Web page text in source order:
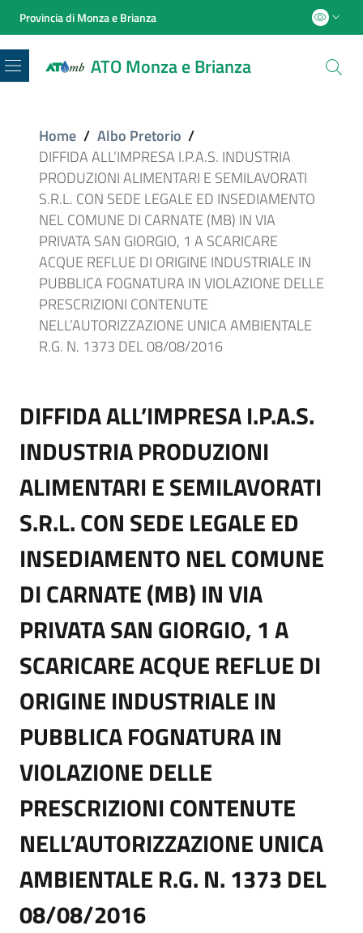
Provincia di Monza e Brianza
ATO Monza e Brianza
Menu
Home / Albo Pretorio /
DIFFIDA ALL’IMPRESA I.P.A.S. INDUSTRIA
PRODUZIONI ALIMENTARI E SEMILAVORATI
S.R.L. CON SEDE LEGALE ED INSEDIAMENTO
NEL COMUNE DI CARNATE (MB) IN VIA
PRIVATA SAN GIORGIO, 1 A SCARICARE
ACQUE REFLUE DI ORIGINE INDUSTRIALE IN
PUBBLICA FOGNATURA IN VIOLAZIONE DELLE
PRESCRIZIONI CONTENUTE
NELL’AUTORIZZAZIONE UNICA AMBIENTALE
R.G. N. 1373 DEL 08/08/2016
DIFFIDA ALL’IMPRESA I.P.A.S.
INDUSTRIA PRODUZIONI
ALIMENTARI E SEMILAVORATI
S.R.L. CON SEDE LEGALE ED
INSEDIAMENTO NEL COMUNE
DI CARNATE (MB) IN VIA
PRIVATA SAN GIORGIO, 1 A
SCARICARE ACQUE REFLUE DI
ORIGINE INDUSTRIALE IN
PUBBLICA FOGNATURA IN
VIOLAZIONE DELLE
PRESCRIZIONI CONTENUTE
NELL’AUTORIZZAZIONE UNICA
AMBIENTALE R.G. N. 1373 DEL
08/08/2016